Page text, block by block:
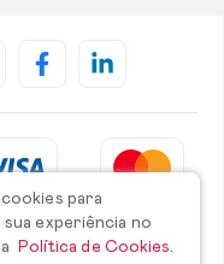
para
experiência no
Política de Cookies.